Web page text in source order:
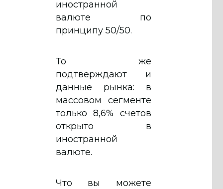
иностранной
валюте по
принципу 50/50.
То же
подтверждают и
данные рынка: в
массовом сегменте
только 8,6% счетов
открыто в
иностранной
валюте.
Что вы можете